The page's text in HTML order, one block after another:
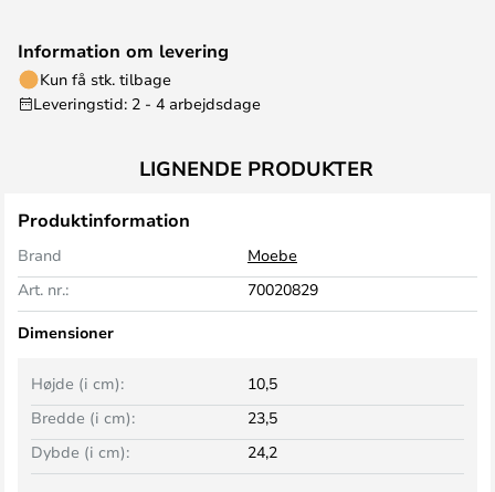
Information om levering
Kun få stk. tilbage
Leveringstid: 2 - 4 arbejdsdage
LIGNENDE PRODUKTER
Produktinformation
Brand
Moebe
Art. nr.:
70020829
Dimensioner
Bredde (i cm): 23,5
Højde (i cm): 10,5
Dybde (i cm): 24,2